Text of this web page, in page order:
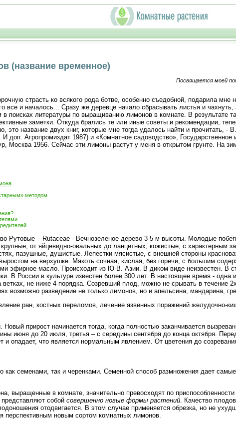
(название временное)
Посвящается моей
страсть ко всякого рода ботве, особенно съедобной, подарила мне
все и началось... Сразу же деревце начало сбрасывать листья и чахнуть,
поисках литературы по выращиванию лимонов в комнате. В результате
заметки. Откуда брались те или иные советы и рекомендации,
это название двух книг, которые мне тогда удалось найти и прочитать,
доп. Агропромиздат 1987) и «Комнатное садоводство», Государственное
Москва 1956. Сейчас эти лимоны растут у меня в открытом грунте. На
методом
Рутовые – Rutaceae - Вечнозеленое дерево 3-5 м высоты. Молодые
от яйцевидно-овальных до ланцетных, кожистые, с характерным
пазушные, душистые. Лепестки мясистые, с внешней стороны
на верхушке. Мякоть сочная, кислая, без горечи, с большим
эфирное масло. Происходит из Ю-В. Азии. В диком виде неизвестен. В
В России в культуре известен более 300 лет. В настоящее время - одна
не ниже 4 порядка. Созревший плод, можно не срывать в течение
возможно разведение не только лимонов, но и апельсина, мандарина,
ран, костных переломов, лечение язвенных поражений желудочно-
Новый прирост начинается тогда, когда полностью заканчивается
июня до 20 июля, третья – с середины сентября до конца октября.
и опадает, что является нормальным явлением. От цветения до
как семенами, так и черенками. Семенной способ размножения дает
выращенные в комнате, значительно превосходят по
собой совершенно новые формы растений . Качество
отодвигается. В этом случае применяется обрезка, но не
перспективным новым сортом комнатных лимонов.